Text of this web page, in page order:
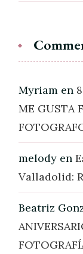
Myriam en
ME GUSTA
melody en
Valladolid:
Beatriz